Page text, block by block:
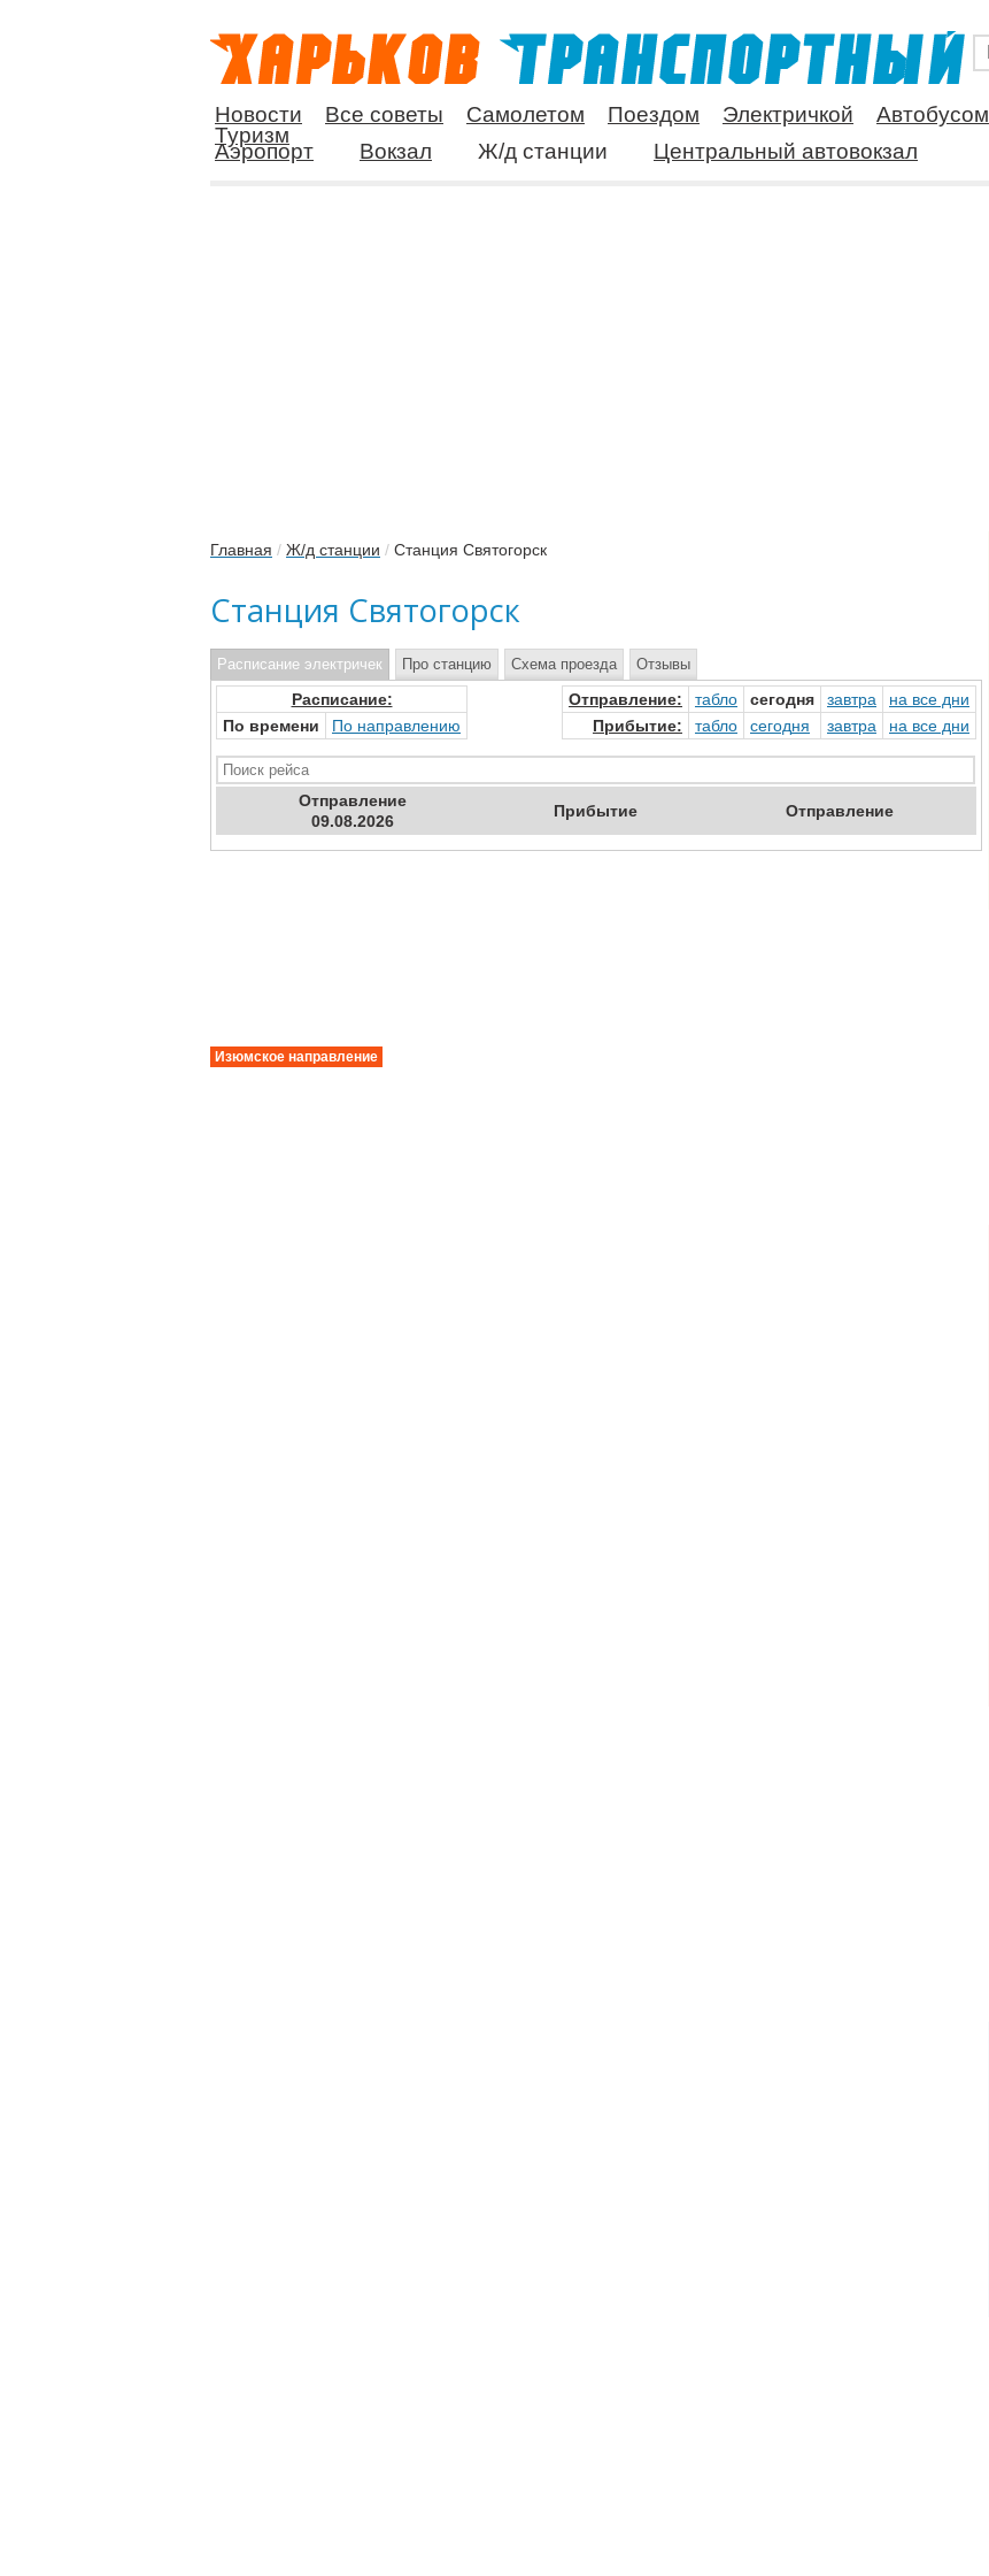
Новости Все советы Самолетом Поездом Электричкой Автобусом
Туризм
Аэропорт Вокзал Ж/д станции Центральный автовокзал
Главная / Ж/д станции / Станция Святогорск
Станция Святогорск
Расписание электричек
Расписание:
По времени
По направлению
Отправление: табло сегодня завтра на все дни
Прибытие: табло сегодня завтра на все дни
Отправление
09.08.2026
Прибытие Отправление
Про станцию Схема проезда Отзывы
Изюмское направление